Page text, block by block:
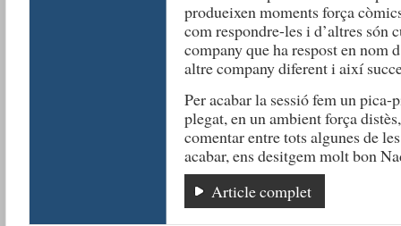
produeixen moments força
com respondre-les i d’altres són
company que ha respost en nom
altre company diferent i així
Per acabar la sessió fem un
plegat, en un ambient força
comentar entre tots algunes de
acabar, ens desitgem molt bon
Article complet